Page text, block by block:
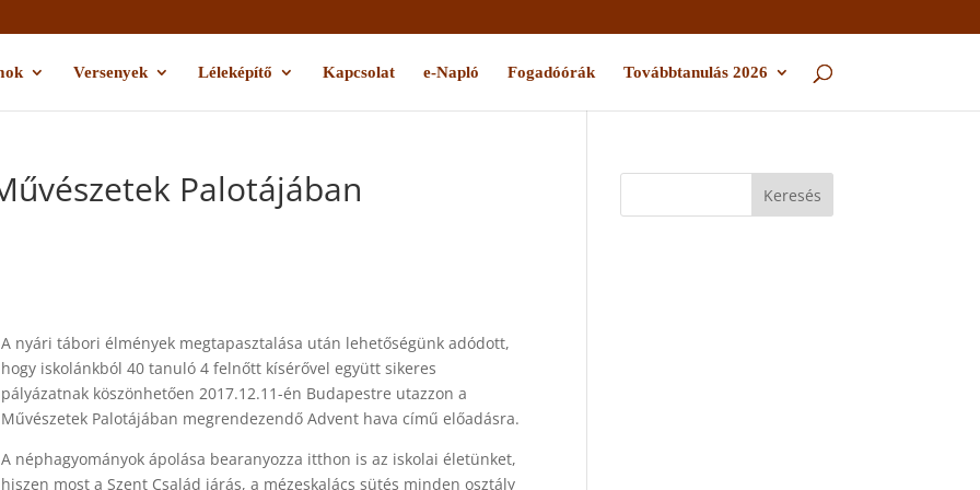
Versenyek Léleképítő Kapcsolat e-Napló Fogadóórák Továbbtanulás 2026
Palotájában
A nyári tábori élmények megtapasztalása után lehetőségünk adódott,
hogy iskolánkból 40 tanuló 4 felnőtt kísérővel együtt sikeres
pályázatnak köszönhetően 2017.12.11-én Budapestre utazzon a
Művészetek Palotájában megrendezendő Advent hava című előadásra.
A néphagyományok ápolása bearanyozza itthon is az iskolai életünket,
hiszen most a Szent Család járás, a mézeskalács sütés minden osztály